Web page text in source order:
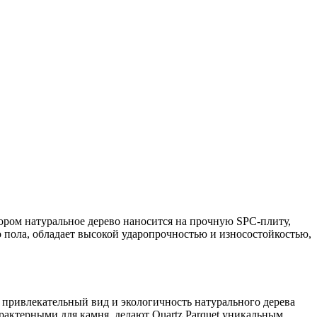
натуральное дерево наносится на прочную SPC-плиту,
обладает высокой ударопрочностью и износостойкостью,
вид и экологичность натурального дерева